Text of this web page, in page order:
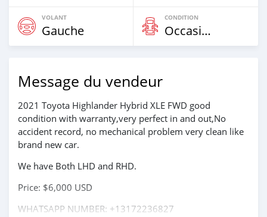
VOLANT
Gauche
CONDITION
Occasion
Message du vendeur
2021 Toyota Highlander Hybrid XLE FWD good
condition with warranty,very perfect in and out,No
accident record, no mechanical problem very clean like
brand new car.
We have Both LHD and RHD.
Price: $6,000 USD
WHATSAPP NUMBER: +13172236827